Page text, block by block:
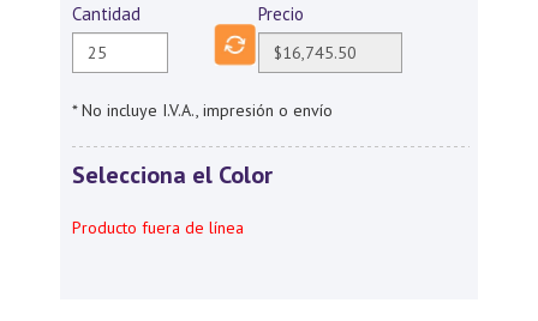
Cantidad Precio
* No incluye I.V.A., impresión o envío
Selecciona el Color
Producto fuera de línea